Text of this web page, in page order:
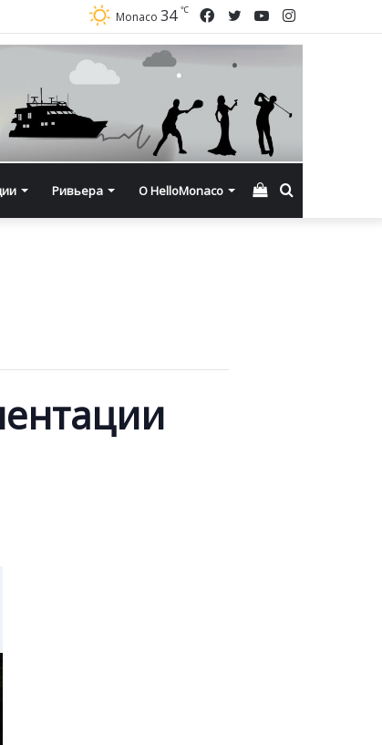
Instagram
YouTube
Twitter
Facebook
Monaco 34 ℃
Ривьера О HelloMonaco Смотреть